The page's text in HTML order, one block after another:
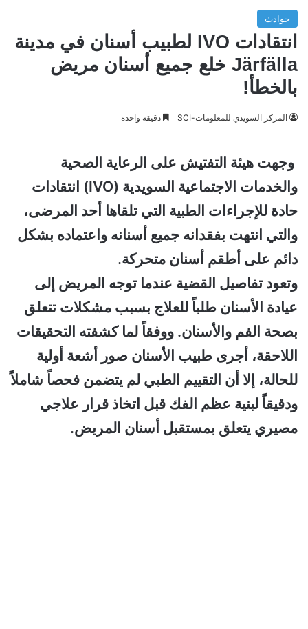
حوادث
انتقادات IVO لطبيب أسنان في مدينة
Järfälla خلع جميع أسنان مريض
بالخطأ!
المركز السويدي للمعلومات-SCI دقيقة واحدة
وجهت هيئة التفتيش على الرعاية الصحية
والخدمات الاجتماعية السويدية (IVO) انتقادات
حادة للإجراءات الطبية التي تلقاها أحد المرضى،
والتي انتهت بفقدانه جميع أسنانه واعتماده بشكل
دائم على أطقم أسنان متحركة.
وتعود تفاصيل القضية عندما توجه المريض إلى
عيادة الأسنان طلباً للعلاج بسبب مشكلات تتعلق
بصحة الفم والأسنان. ووفقاً لما كشفته التحقيقات
اللاحقة، أجرى طبيب الأسنان صور أشعة أولية
للحالة، إلا أن التقييم الطبي لم يتضمن فحصاً شاملاً
ودقيقاً لبنية عظم الفك قبل اتخاذ قرار علاجي
مصيري يتعلق بمستقبل أسنان المريض.